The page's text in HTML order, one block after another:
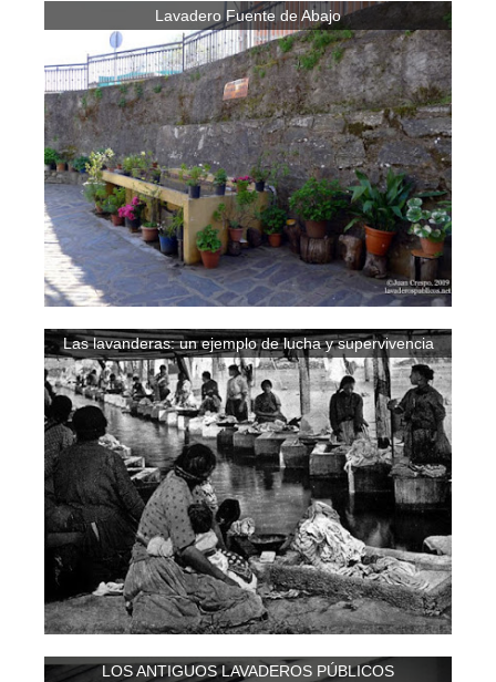
Lavadero Fuente de Abajo
Las lavanderas: un ejemplo de lucha y supervivencia
LOS ANTIGUOS LAVADEROS PÚBLICOS